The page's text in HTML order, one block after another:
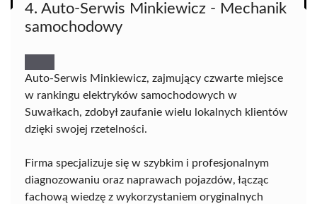
4. Auto-Serwis Minkiewicz - Mechanik
samochodowy
Auto-Serwis Minkiewicz, zajmujący czwarte miejsce
w rankingu elektryków samochodowych w
Suwałkach, zdobył zaufanie wielu lokalnych klientów
dzięki swojej rzetelności.
Firma specjalizuje się w szybkim i profesjonalnym
diagnozowaniu oraz naprawach pojazdów, łącząc
fachową wiedzę z wykorzystaniem oryginalnych